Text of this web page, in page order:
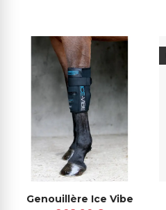
Genouillère Ice Vibe